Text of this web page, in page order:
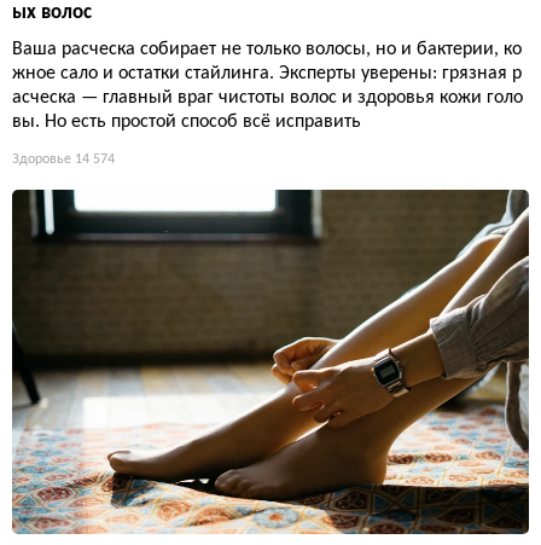
ых волос
Ваша расческа собирает не только волосы, но и бактерии, ко
жное сало и остатки стайлинга. Эксперты уверены: грязная р
асческа — главный враг чистоты волос и здоровья кожи голо
вы. Но есть простой способ всё исправить
Здоровье 14 574